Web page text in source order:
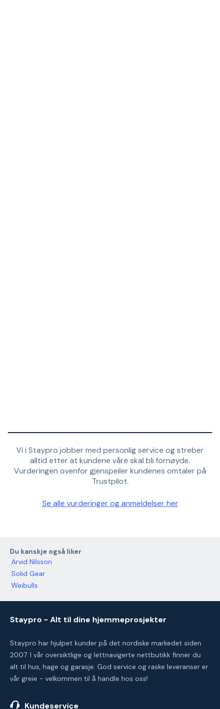
Vi i Staypro jobber med personlig service og streber
alltid etter at kundene våre skal bli fornøyde.
Vurderingen ovenfor gjenspeiler kundenes omtaler på
Trustpilot.
Se alle vurderinger og anmeldelser her
Du kanskje også liker
Arvid Nilsson
Solid Gear
Weibulls
Staypro - Alt til dine hjemmeprosjekter
Staypro har hjulpet kunder på det nordiske markedet siden
2007. I vår oversiktlige og lettnavigerte nettbutikk finner du
alt til hus, hage og garasje. God service og raske leveranser er
vår greie - velkommen til å handle hos oss!
Kundeservice